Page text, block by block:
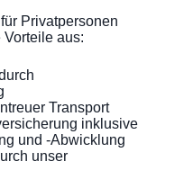
Privatpersonen
aus:
Transport
inklusive
und -Abwicklung
unser